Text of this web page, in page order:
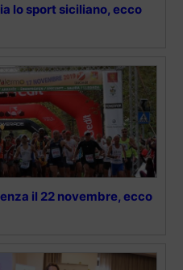
lo sport siciliano, ecco
il 22 novembre, ecco